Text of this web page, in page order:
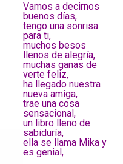
Vamos a decirnos
buenos días,
tengo una sonrisa
para ti,
muchos besos
llenos de alegría,
muchas ganas de
verte feliz,
ha llegado nuestra
nueva amiga,
trae una cosa
sensacional,
un libro lleno de
sabiduría,
ella se llama Mika y
es genial,